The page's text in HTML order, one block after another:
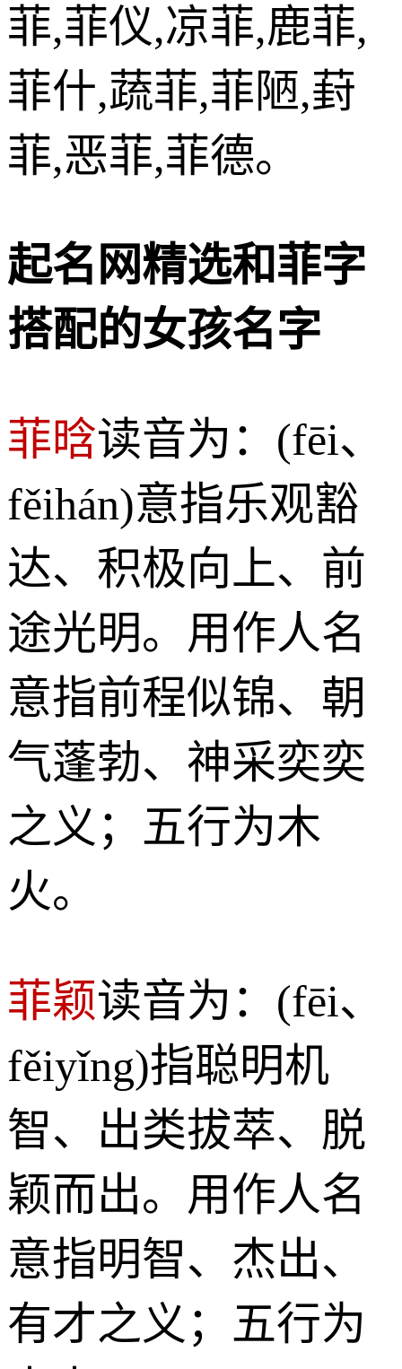
菲,菲仪,凉菲,鹿菲,
菲什,蔬菲,菲陋,葑
菲,恶菲,菲德。
起名网精选和菲字
搭配的女孩名字
菲晗读音为：(fēi、
fěihán)意指乐观豁
达、积极向上、前
途光明。用作人名
意指前程似锦、朝
气蓬勃、神采奕奕
之义；五行为木
火。
菲颖读音为：(fēi、
fěiyǐng)指聪明机
智、出类拔萃、脱
颖而出。用作人名
意指明智、杰出、
有才之义；五行为